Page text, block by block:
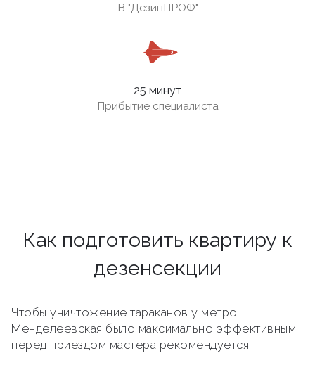
В "ДезинПРОФ"
25 минут
Прибытие специалиста
Как подготовить квартиру к
дезенсекции
Чтобы уничтожение тараканов у метро
Менделеевская было максимально эффективным,
перед приездом мастера рекомендуется: